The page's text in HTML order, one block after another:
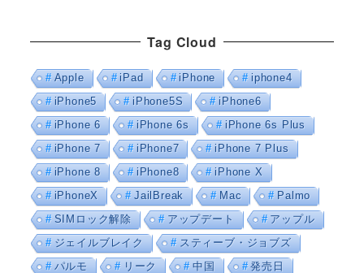
Tag Cloud
Apple iPad iPhone
iphone4
iPhone5
iPhone5S
iPhone6
iPhone 6
iPhone 6s
iPhone 6s Plus
iPhone 7
iPhone7
iPhone 7 Plus
iPhone 8
iPhone8
iPhone X
iPhoneX
JailBreak Mac
Palmo
SIMロック解除
アップデート
アップル
ジェイルブレイク
スティーブ・ジョブズ
パルモ
リーク 中国
発売日